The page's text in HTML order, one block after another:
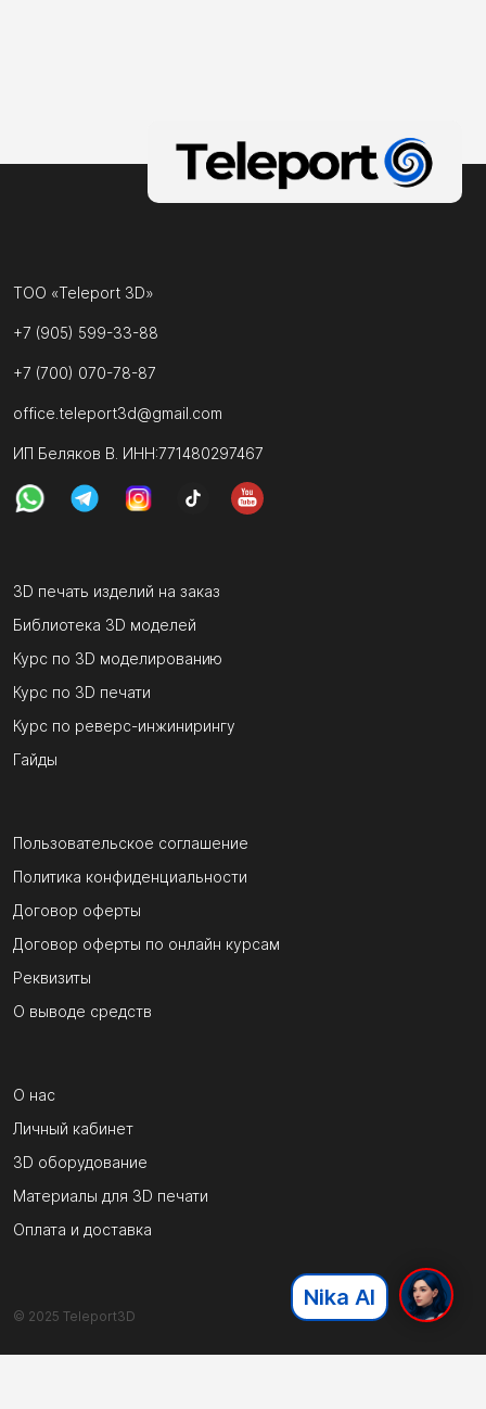
ТОО «Teleport 3D»
+7 (905) 599-33-88
+7 (700) 070-78-87
office.teleport3d@gmail.com
ИП Беляков В. ИНН:771480297467
3D печать изделий на заказ
Библиотека 3D моделей
Курс по 3D моделированию
Курс по 3D печати
Курс по реверс-инжинирингу
Гайды
Пользовательское соглашение
Политика конфиденциальности
Договор оферты
Договор оферты по онлайн курсам
Реквизиты
О выводе средств
О нас
Личный кабинет
3D оборудование
Материалы для 3D печати
Оплата и доставка
© 2025 Teleport3D
Nika AI